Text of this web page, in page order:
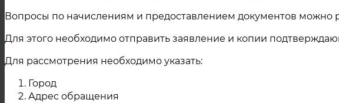
Вопросы по начислениям и предоставлением документов можно
Для этого необходимо отправить заявление и копии
Для рассмотрения необходимо указать:
Город
Адрес обращения